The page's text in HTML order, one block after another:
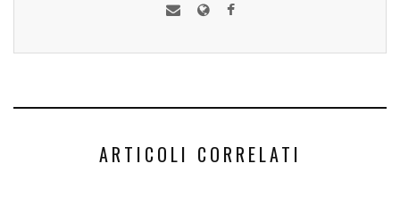
ARTICOLI CORRELATI